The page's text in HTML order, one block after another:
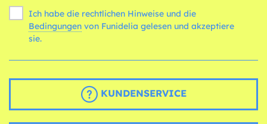
Ich habe die rechtlichen Hinweise und die
Bedingungen
sie.
KUNDENSERVICE